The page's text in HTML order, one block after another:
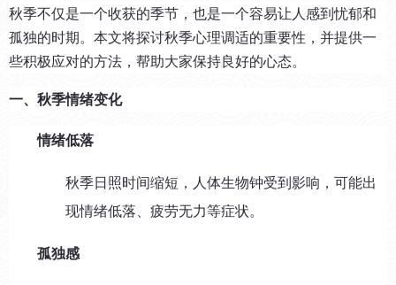
秋季不仅是一个收获的季节，也是一个容易让人感到忧郁和
孤独的时期。本文将探讨秋季心理调适的重要性，并提供一
些积极应对的方法，帮助大家保持良好的心态。
一、秋季情绪变化
情绪低落
秋季日照时间缩短，人体生物钟受到影响，可能出
现情绪低落、疲劳无力等症状。
孤独感